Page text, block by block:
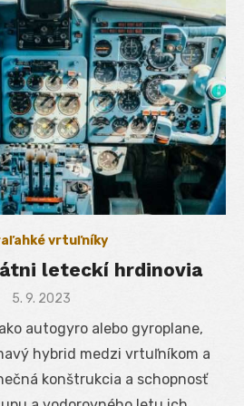
vrtuľníky
leteckí hrdinovia
Posted
5. 9. 2023
autogyro alebo gyroplane,
hybrid medzi vrtuľníkom a
konštrukcia a schopnosť